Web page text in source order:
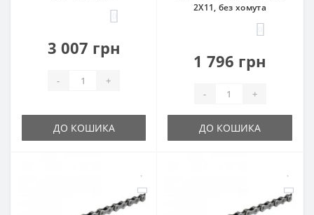
3 007 грн
- +
ДО КОШИКА
2X11, без хомута
1 796 грн
- +
ДО КОШИКА